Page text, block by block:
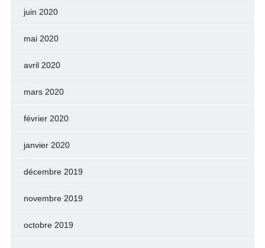
juin 2020
mai 2020
avril 2020
mars 2020
février 2020
janvier 2020
décembre 2019
novembre 2019
octobre 2019